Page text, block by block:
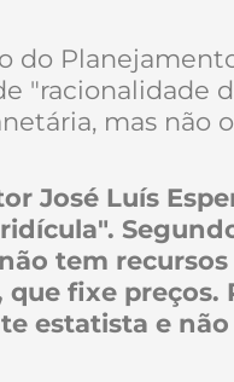
do
"racionalidade
mas não
José Luís
tem
que fixe preços.
estatista e